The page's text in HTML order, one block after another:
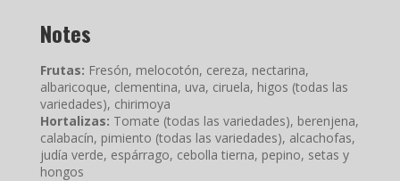
Notes
Frutas: Fresón, melocotón, cereza, nectarina,
albaricoque, clementina, uva, ciruela, higos (todas las
variedades), chirimoya
Hortalizas: Tomate (todas las variedades), berenjena,
calabacín, pimiento (todas las variedades), alcachofas,
judía verde, espárrago, cebolla tierna, pepino, setas y
hongos